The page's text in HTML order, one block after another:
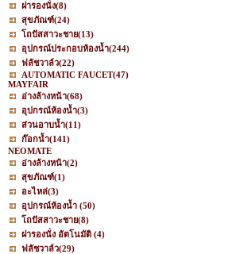
ฝารองนั่ง(8)
สุขภัณฑ์(24)
โถปัสสาวะชาย(13)
อุปกรณ์ประกอบห้องน้ำ(244)
ฟลัชวาล์ว(22)
AUTOMATIC FAUCET(47)
MAYFAIR
อ่างล้างหน้า(68)
อุปกรณ์ห้องน้ำ(3)
ส่วนอาบน้ำ(11)
ก๊อกน้ำ(141)
NEOMATE
อ่างล้างหน้า(2)
สุขภัณฑ์(1)
อะไหล่(3)
อุปกรณ์ห้องน้ำ (50)
โถปัสสาวะชาย(8)
ฝารองนั่ง อัตโนมัติ (4)
ฟลัชวาล์ว(29)